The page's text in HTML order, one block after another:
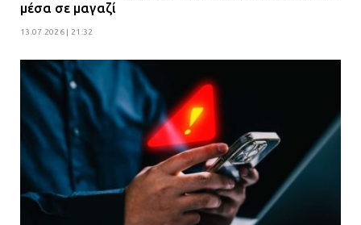
μέσα σε μαγαζί
13.07.2026 | 21:32